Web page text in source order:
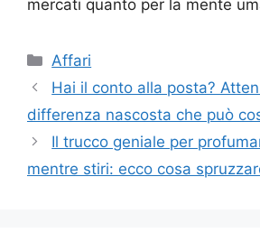
mercati quanto per la mente
Categorie
Affari
Hai il conto alla posta?
differenza nascosta che può
Il trucco geniale per
mentre stiri: ecco cosa